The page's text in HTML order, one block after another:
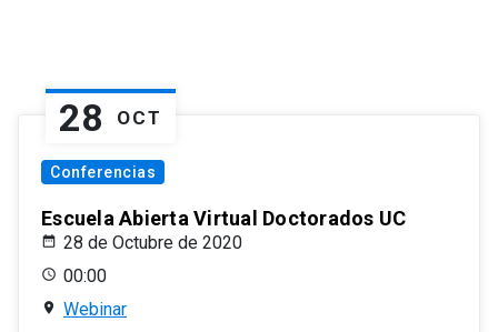
28 OCT
Conferencias
Escuela Abierta Virtual Doctorados UC
28 de Octubre de 2020
00:00
Webinar